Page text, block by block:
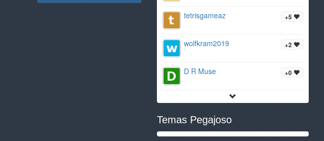
+5
tetrisgameaz
+2
wolfkram2019
+0
D R Muse
Temas Pegajoso